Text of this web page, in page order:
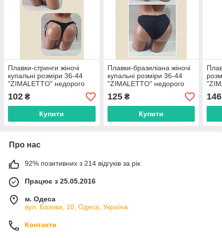
Плавки-стринги жіночі
купальні розміри 36-44
"ZIMALETTO" недорого
від прямого
постачальника
102 ₴
Купити
Плавки-бразиліана жіночі
купальні розміри 36-44
"ZIMALETTO" недорого
від прямого
постачальника
125₴
Купити
від
146
Про нас
92% позитивних з 214 відгуків за рік
Працює з 25.05.2016
м. Одеса
вул. Базова, 10, Одеса, Україна
Контакти